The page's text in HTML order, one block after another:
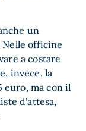
un
officine
a costare
invece, la
euro, ma con il
d’attesa,